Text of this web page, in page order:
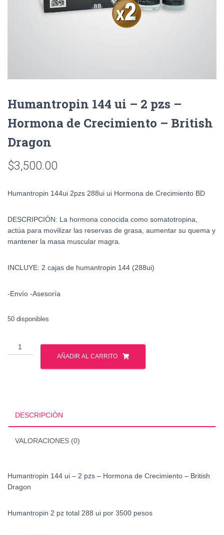
Humantropin 144 ui – 2 pzs –
Hormona de Crecimiento – British
Dragon
$3,500.00
Humantropin 144ui 2pzs 288ui ui Hormona de Crecimiento BD
DESCRIPCIÓN: La hormona conocida como somatotropina,
actúa para movilizar las reservas de grasa, aumentar su quema y
mantener la masa muscular magra.
INCLUYE: 2 cajas de humantropin 144 (288ui)
-Envío -Asesoría
50 disponibles
Humantropin
144
Crecimiento
Dragon
cantidad
AÑADIR AL CARRITO
DESCRIPCIÓN
VALORACIONES (0)
Humantropin 144 ui – 2 pzs – Hormona de Crecimiento – British
Dragon
Humantropin 2 pz total 288 ui por 3500 pesos